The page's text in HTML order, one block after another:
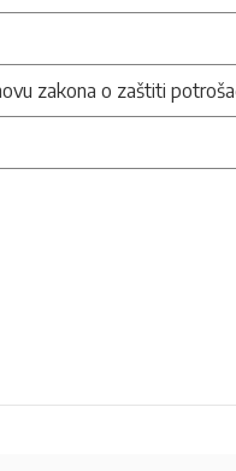
zakona o zaštiti